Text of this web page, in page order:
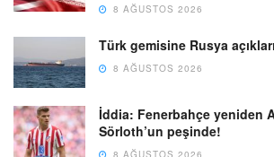
8 AĞUSTOS 2026
Türk gemisine Rusya
8 AĞUSTOS 2026
İddia: Fenerbahçe yeniden
Sörloth’un peşinde!
8 AĞUSTOS 2026